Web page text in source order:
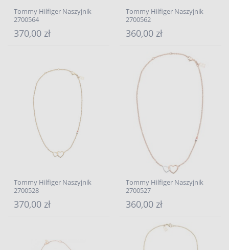
Tommy Hilfiger Naszyjnik
2700564
370,00 zł
Tommy Hilfiger Naszyjnik
2700562
360,00 zł
Tommy Hilfiger Naszyjnik
2700528
370,00 zł
Tommy Hilfiger Naszyjnik
2700527
360,00 zł